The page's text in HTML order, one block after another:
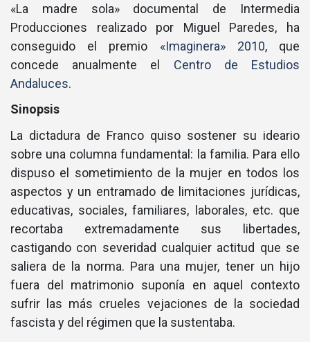
«La madre sola» documental de Intermedia
Producciones realizado por Miguel Paredes, ha
conseguido el premio «Imaginera» 2010, que
concede anualmente el Centro de Estudios
Andaluces.
Sinopsis
La dictadura de Franco quiso sostener su ideario
sobre una columna fundamental: la familia. Para ello
dispuso el sometimiento de la mujer en todos los
aspectos y un entramado de limitaciones jurí­dicas,
educativas, sociales, familiares, laborales, etc. que
recortaba extremadamente sus libertades,
castigando con severidad cualquier actitud que se
saliera de la norma. Para una mujer, tener un hijo
fuera del matrimonio suponí­a en aquel contexto
sufrir las más crueles vejaciones de la sociedad
fascista y del régimen que la sustentaba.